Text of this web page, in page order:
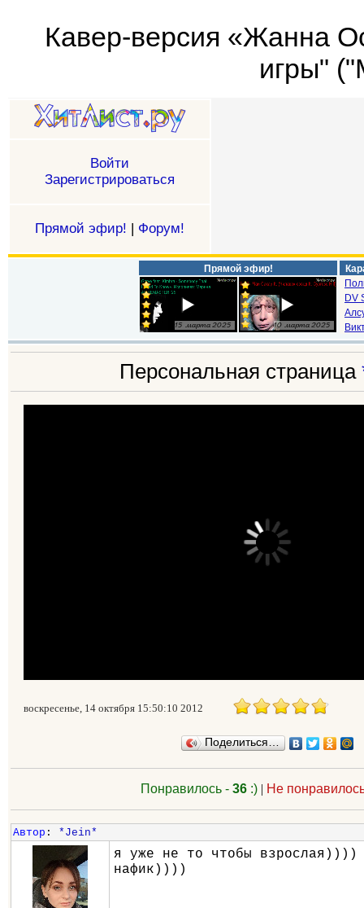
Кавер-версия «Жанна
игры"
Войти
Зарегистрироваться
Прямой эфир! | Форум!
Прямой эфир!
DV
Персональная страница
воскресенье, 14 октября 15:50:10 2012
Поделиться…
Понравилось -36 :) | Не
Автор : *Jein*
я уже не то чтобы взрослая))))
нафик))))